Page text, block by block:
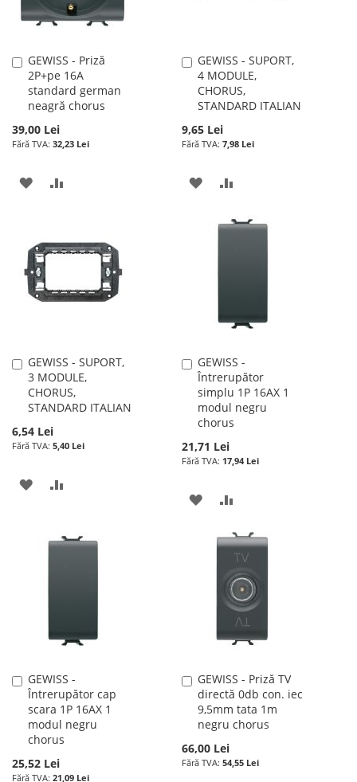
GEWISS - Priză
2P+pe 16A
standard german
neagră chorus
39,00 Lei
32,23 Lei
Adauga
în
cos
ADAUGATI
DE
DORINTE
GEWISS - SUPORT,
4 MODULE,
CHORUS,
STANDARD ITALIAN
9,65 Lei
7,98 Lei
Adauga
în
cos
ADAUGATI
GEWISS - SUPORT,
3 MODULE,
CHORUS,
STANDARD ITALIAN
6,54 Lei
5,40 Lei
Adauga
în
cos
ADAUGATI
LISTACOMPARARE
GEWISS -
Întrerupător
simplu 1P 16AX 1
modul negru
chorus
21,71 Lei
17,94 Lei
Adauga
în
cos
ADAUGATI
LISTA
DORINTE
COMPARARE
GEWISS -
Întrerupător cap
scara 1P 16AX 1
modul negru
chorus
25,52 Lei
21,09 Lei
Adauga
în
cos
GEWISS - Priză TV
directă 0db con. iec
9,5mm tata 1m
negru chorus
66,00 Lei
54,55 Lei
Adauga
în
cos